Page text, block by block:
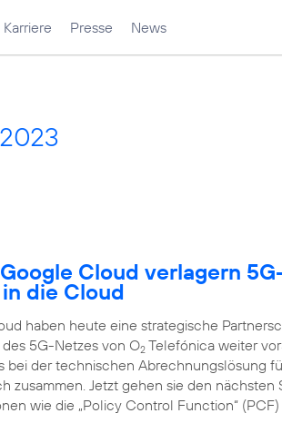
Karriere Presse News
Cloud verlagern
die Cloud
haben heute eine strategische
5G-Netzes von O2 Telefónica weiter
bei der technischen Abrechnungslösung
zusammen. Jetzt gehen sie den nächsten
wie die „Policy Control Function“